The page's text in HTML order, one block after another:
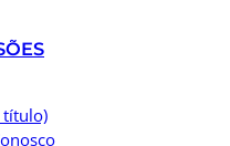
título)